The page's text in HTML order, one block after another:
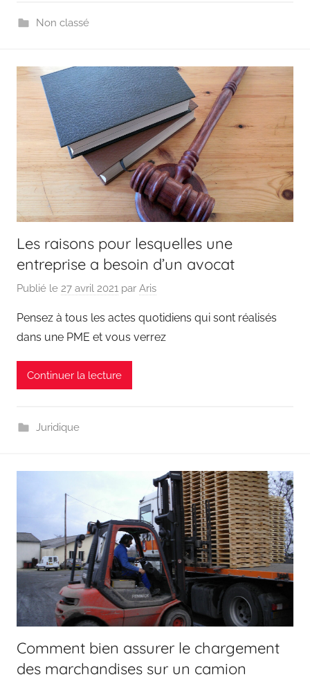
Non classé
Les raisons pour lesquelles une
entreprise a besoin d’un avocat
Publié le 27 avril 2021 par Aris
Pensez à tous les actes quotidiens qui sont réalisés
dans une PME et vous verrez
Continuer la lecture
Juridique
Comment bien assurer le chargement
des marchandises sur un camion